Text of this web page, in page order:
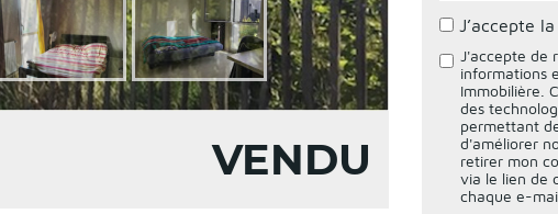
VENDU
J’accepte la
J'accepte de
informations
Immobilière.
des
permettant
d'améliorer
retirer mon
via le lien de
chaque e-